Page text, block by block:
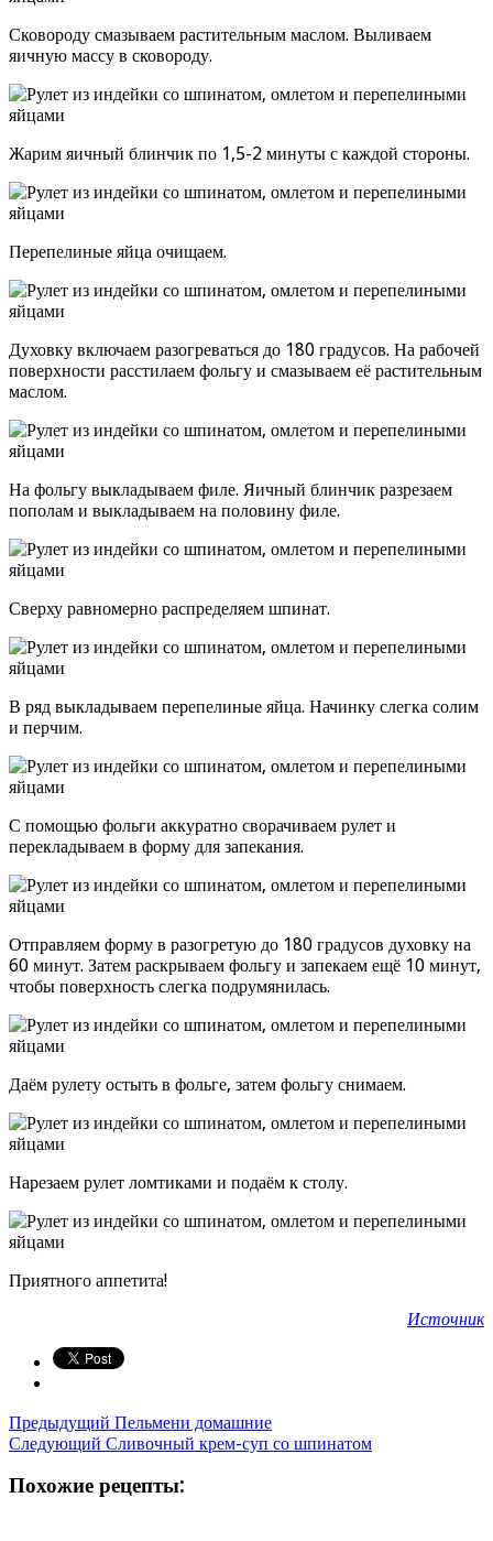
Сковороду смазываем растительным маслом. Выливаем
яичную массу в сковороду.
Жарим яичный блинчик по 1,5-2 минуты с каждой стороны.
Перепелиные яйца очищаем.
Духовку включаем разогреваться до 180 градусов. На рабочей
поверхности расстилаем фольгу и смазываем её растительным
маслом.
На фольгу выкладываем филе. Яичный блинчик разрезаем
пополам и выкладываем на половину филе.
Сверху равномерно распределяем шпинат.
В ряд выкладываем перепелиные яйца. Начинку слегка солим
и перчим.
С помощью фольги аккуратно сворачиваем рулет и
перекладываем в форму для запекания.
Отправляем форму в разогретую до 180 градусов духовку на
60 минут. Затем раскрываем фольгу и запекаем ещё 10 минут,
чтобы поверхность слегка подрумянилась.
Даём рулету остыть в фольге, затем фольгу снимаем.
Нарезаем рулет ломтиками и подаём к столу.
Приятного аппетита!
Источник
Предыдущий Пельмени домашние
Следующий Сливочный крем-суп со шпинатом
Похожие рецепты: